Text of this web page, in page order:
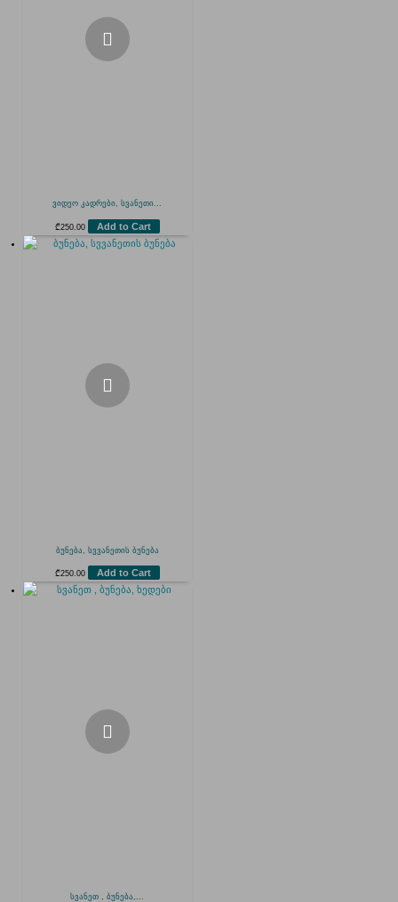
ვიდეო კადრები, სვანეთი...
₾250.00 Add to Cart
ბუნება, სვვანეთის ბუნება
₾250.00 Add to Cart
სვანეთ , ბუნება,...